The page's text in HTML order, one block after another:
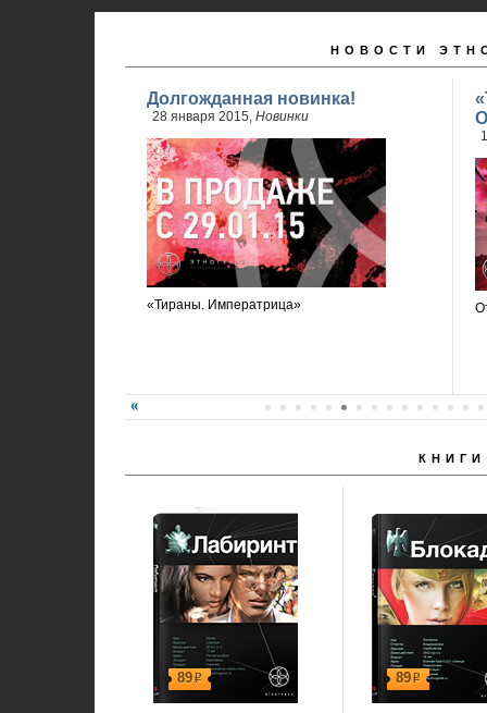
НОВОСТИ
Долгожданная новинка!
28 января 2015, Новинки
«Тираны. Императрица»
КНИГИ
89р 89р